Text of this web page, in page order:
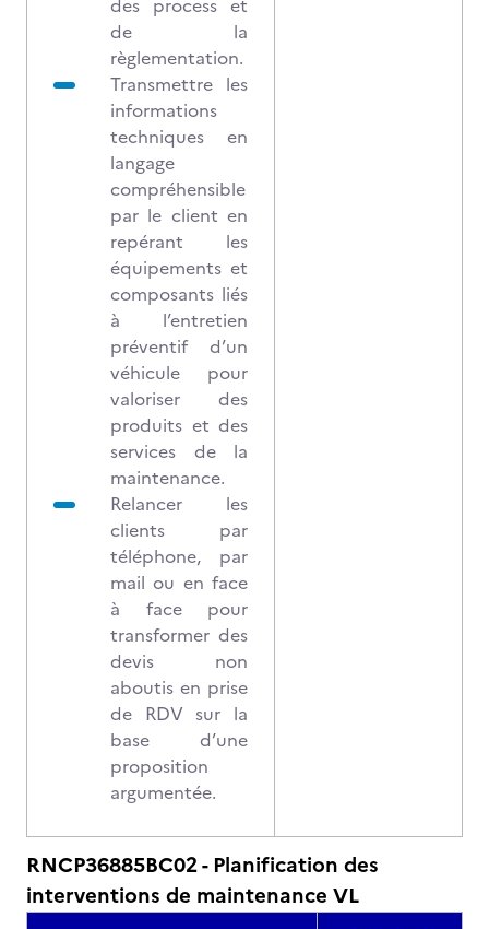
des process et
de la
règlementation.
Transmettre les
informations
techniques en
langage
compréhensible
par le client en
repérant les
équipements et
composants liés
à l’entretien
préventif d’un
véhicule pour
valoriser des
produits et des
services de la
maintenance.
Relancer les
clients par
téléphone, par
mail ou en face
à face pour
transformer des
devis non
aboutis en prise
de RDV sur la
base d’une
proposition
argumentée.
RNCP36885BC02 - Planification des
interventions de maintenance VL